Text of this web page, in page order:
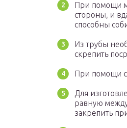
При помощи
стороны, и
способны
Из трубы
скрепить
При помощи
Для
равную
закрепить